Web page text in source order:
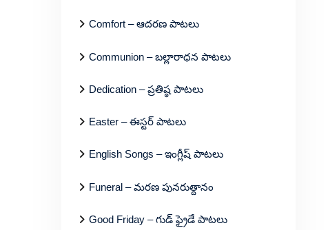
Comfort – ఆదరణ పాటలు
Communion – బల్లారాధన పాటలు
Dedication – ప్రతిష్ఠ పాటలు
Easter – ఈస్టర్ పాటలు
English Songs – ఇంగ్లీష్ పాటలు
Funeral – మరణ పునరుత్దానం
Good Friday – గుడ్ ఫ్రైడే పాటలు